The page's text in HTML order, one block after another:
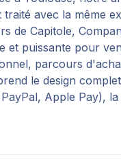
traité avec la même
de Capitole,
puissante pour
parcours
le design
Apple Pay),